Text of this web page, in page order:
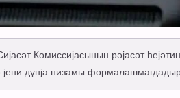
Комиссијасынын рәјасәт
дүнја низамы